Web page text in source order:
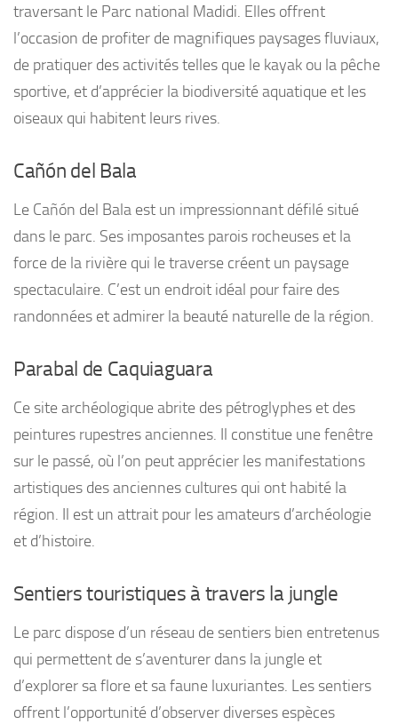
traversant le Parc national Madidi. Elles offrent
l’occasion de profiter de magnifiques paysages fluviaux,
de pratiquer des activités telles que le kayak ou la pêche
sportive, et d’apprécier la biodiversité aquatique et les
oiseaux qui habitent leurs rives.
Cañón del Bala
Le Cañón del Bala est un impressionnant défilé situé
dans le parc. Ses imposantes parois rocheuses et la
force de la rivière qui le traverse créent un paysage
spectaculaire. C’est un endroit idéal pour faire des
randonnées et admirer la beauté naturelle de la région.
Parabal de Caquiaguara
Ce site archéologique abrite des pétroglyphes et des
peintures rupestres anciennes. Il constitue une fenêtre
sur le passé, où l’on peut apprécier les manifestations
artistiques des anciennes cultures qui ont habité la
région. Il est un attrait pour les amateurs d’archéologie
et d’histoire.
Sentiers touristiques à travers la jungle
Le parc dispose d’un réseau de sentiers bien entretenus
qui permettent de s’aventurer dans la jungle et
d’explorer sa flore et sa faune luxuriantes. Les sentiers
offrent l’opportunité d’observer diverses espèces